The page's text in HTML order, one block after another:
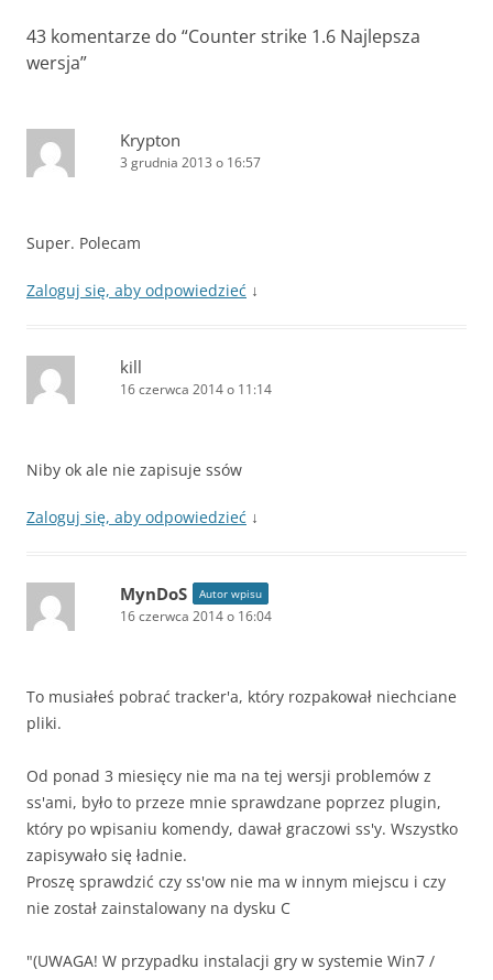
43 komentarze do “Counter strike 1.6 Najlepsza
wersja”
Krypton
3 grudnia 2013 o 16:57
Super. Polecam
Zaloguj się, aby odpowiedzieć ↓
kill
16 czerwca 2014 o 11:14
Niby ok ale nie zapisuje ssów
Zaloguj się, aby odpowiedzieć ↓
MynDoS Autor wpisu
16 czerwca 2014 o 16:04
To musiałeś pobrać tracker'a, który rozpakował niechciane
pliki.
Od ponad 3 miesięcy nie ma na tej wersji problemów z
ss'ami, było to przeze mnie sprawdzane poprzez plugin,
który po wpisaniu komendy, dawał graczowi ss'y. Wszystko
zapisywało się ładnie.
Proszę sprawdzić czy ss'ow nie ma w innym miejscu i czy
nie został zainstalowany na dysku C
"(UWAGA! W przypadku instalacji gry w systemie Win7 /